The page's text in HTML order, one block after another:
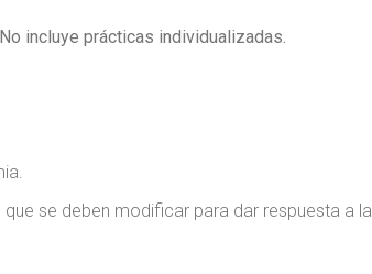
incluye prácticas individualizadas.
se deben modificar para dar respuesta a la